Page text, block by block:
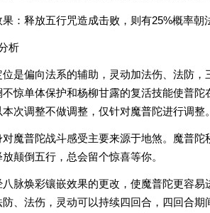
果：释放五行咒造成击败，则有25%概率
析
是偏向法系的辅助，灵动加法伤、法防
惊单体保护和杨柳甘露的复活技能使普
次调整不做调整，仅针对魔普陀进行调整。
对魔普陀战斗感受主要来源于地煞。魔普
颠倒五行，总会留个惊喜等你。
八脉焕彩镶嵌效果的更改，使魔普陀更容
防、法伤，灵动可以持续四回合，四回合